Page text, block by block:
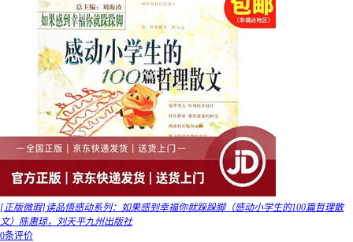
[正版微瑕]读品悟感动系列：如果感到幸福你就跺跺脚（感动小学生的100篇哲理散
文）陈惠琼，刘天平九州出版社
0条评价